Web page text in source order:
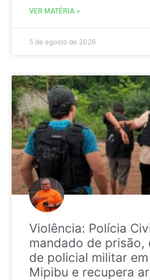
VER MATÉRIA »
5 de agosto de 2026
Violência: Polícia
mandado de prisão,
de policial militar
Mipibu e recupera